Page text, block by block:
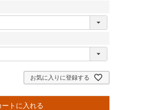
お気に入りに登録する
ートに入れる